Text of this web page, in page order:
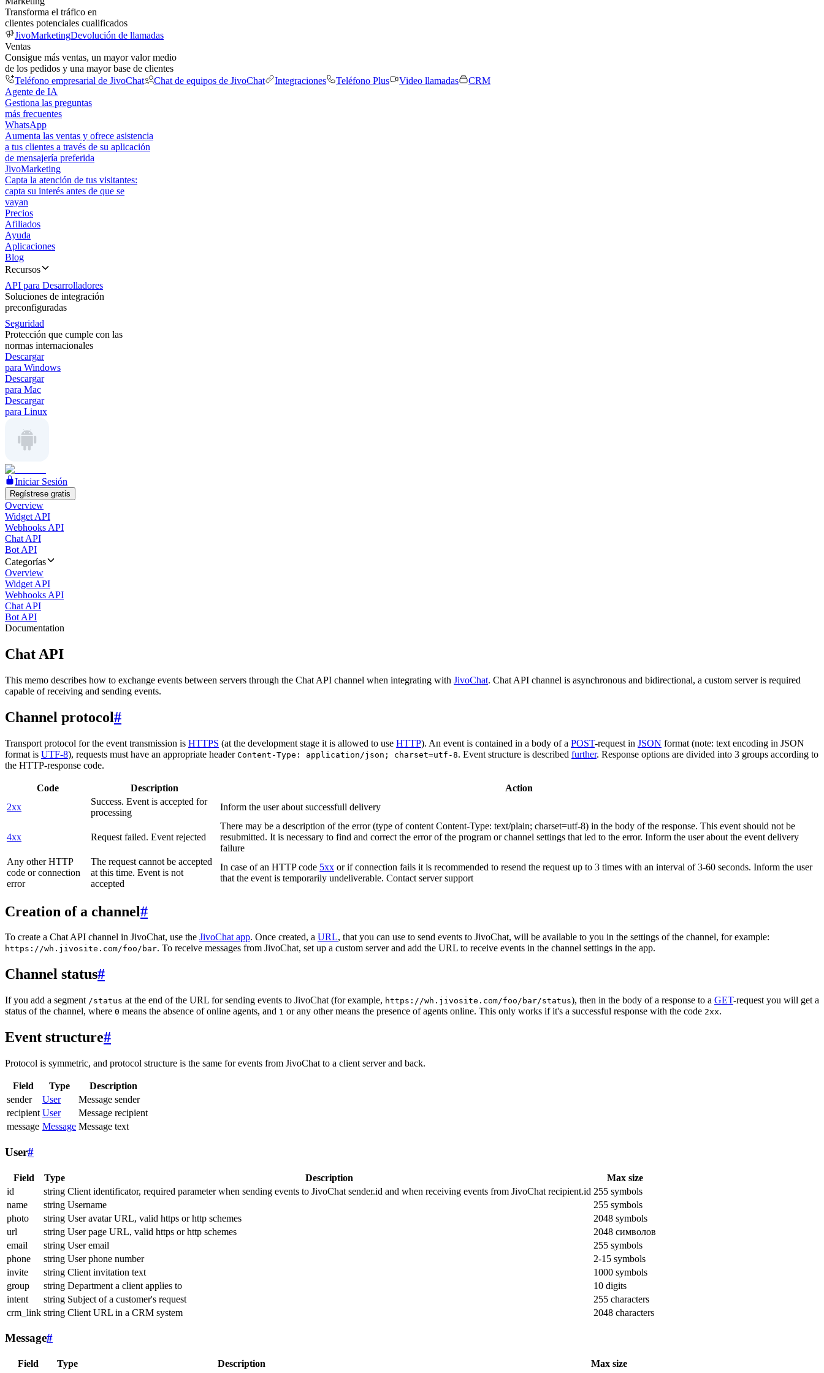
Transforma el tráfico en
clientes potenciales cualificados
JivoMarketingDevolución de llamadas
Ventas
Consigue más ventas, un mayor valor medio
de los pedidos y una mayor base de clientes
Teléfono empresarial de JivoChat
Chat de equipos de JivoChat Integraciones Teléfono Plus Video llamadas
CRM
Agente de IA
Gestiona las preguntas
más frecuentes
WhatsApp
Aumenta las ventas y ofrece asistencia
a tus clientes a través de su aplicación
de mensajería preferida
JivoMarketing
Capta la atención de tus visitantes:
capta su interés antes de que se
vayan
Precios
Afiliados
Ayuda
Aplicaciones
Blog
Recursos
API para Desarrolladores
Soluciones de integración
preconfiguradas
Seguridad
Protección que cumple con las
normas internacionales
Descargar
para Windows
Descargar
para Mac
Descargar
para Linux
Iniciar Sesión
Regístrese gratis
Overview
Widget API
Webhooks API
Chat API
Bot API
Categorías
Overview
Widget API
Webhooks API
Chat API
Bot API
Documentation
Chat API
This memo describes how to exchange events between servers through the Chat API channel when integrating with JivoChat. Chat API channel is asynchronous and bidirectional, a custom server is required
capable of receiving and sending events.
Channel protocol#
Transport protocol for the event transmission is HTTPS (at the development stage it is allowed to use HTTP). An event is contained in a body of a POST-request in JSON format (note: text encoding in JSON
format is UTF-8), requests must have an appropriate header Content-Type: application/json; charset=utf-8. Event structure is described further. Response options are divided into 3 groups according to
the HTTP-response code.
Code Description
Action
2xx
Success. Event is accepted for
processing
Inform the user about successfull delivery
4xx Request failed. Event rejected
There may be a description of the error (type of content Content-Type: text/plain; charset=utf-8) in the body of the response. This event should not be
resubmitted. It is necessary to find and correct the error of the program or channel settings that led to the error. Inform the user about the event delivery
failure
Any other HTTP
code or connection
error
The request cannot be accepted
at this time. Event is not
accepted
In case of an HTTP code 5xx or if connection fails it is recommended to resend the request up to 3 times with an interval of 3-60 seconds. Inform the user
that the event is temporarily undeliverable. Contact server support
Creation of a channel#
To create a Chat API channel in JivoChat, use the JivoChat app. Once created, a URL, that you can use to send events to JivoChat, will be available to you in the settings of the channel, for example:
https://wh.jivosite.com/foo/bar. To receive messages from JivoChat, set up a custom server and add the URL to receive events in the channel settings in the app.
Channel status#
If you add a segment /status at the end of the URL for sending events to JivoChat (for example, https://wh.jivosite.com/foo/bar/status), then in the body of a response to a GET-request you will get a
status of the channel, where 0 means the absence of online agents, and 1 or any other means the presence of agents online. This only works if it's a successful response with the code 2xx.
Event structure#
Protocol is symmetric, and protocol structure is the same for events from JivoChat to a client server and back.
Field Type
Description
sender
User
Message sender
recipient User
Message recipient
message Message Message text
User#
Field Type Description
Max size
id
string Client identificator, required parameter when sending events to JivoChat sender.id and when receiving events from JivoChat recipient.id 255 symbols
name
string Username
255 symbols
photo
string User avatar URL, valid https or http schemes
2048 symbols
url
string User page URL, valid https or http schemes
2048 символов
email
string User email
255 symbols
phone
string User phone number
2-15 symbols
invite
string Client invitation text
1000 symbols
group
string Department a client applies to
10 digits
intent
string Subject of a customer's request
255 characters
crm_link string Client URL in a CRM system 2048 characters
Message#
Field Type Description
Max size